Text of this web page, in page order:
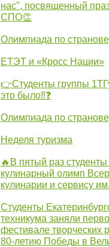
нас", посвященный
СПО👏
Олимпиада по
ЕТЭТ и «Кросс Нации»
👉Студенты группы
это было‼❓
Олимпиада по
Неделя туризма
🔥В пятый раз
кулинарный олимп
кулинарии и сервису
Студенты
техникума заняли
фестивале
80-летию Победы в